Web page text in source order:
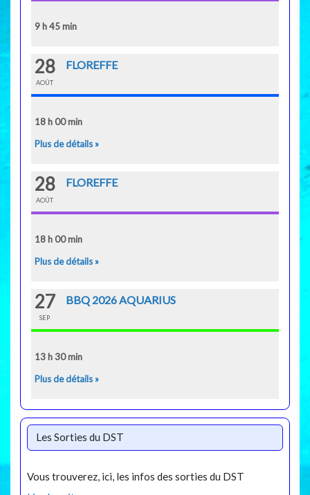
9 h 45 min
28
AOÛT
FLOREFFE
18 h 00 min
Plus de détails »
28
AOÛT
FLOREFFE
18 h 00 min
Plus de détails »
27
SEP
BBQ 2026 AQUARIUS
13 h 30 min
Plus de détails »
Les Sorties du DST
Vous trouverez, ici, les infos des sorties du DST